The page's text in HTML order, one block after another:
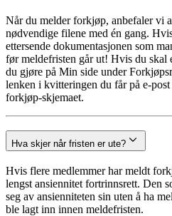
Når du melder forkjøp, anbefaler vi
nødvendige filene med én gang.
ettersende dokumentasjonen som
før meldefristen går ut! Hvis du skal
du gjøre på Min side under
lenken i kvitteringen du får på e-
forkjøp-skjemaet.
Hva skjer når fristen er ute?
Hvis flere medlemmer har meldt
lengst ansiennitet fortrinnsrett. Den
seg av ansienniteten sin uten å ha
ble lagt inn innen meldefristen.